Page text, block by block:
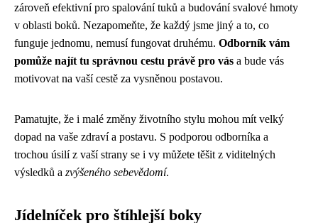
zároveň efektivní pro spalování tuků a budování svalové hmoty
v oblasti boků. Nezapomeňte, že každý jsme jiný a to, co
funguje jednomu, nemusí fungovat druhému. Odborník vám
pomůže najít tu správnou cestu právě pro vás a bude vás
motivovat na vaší cestě za vysněnou postavou.
Pamatujte, že i malé změny životního stylu mohou mít velký
dopad na vaše zdraví a postavu. S podporou odborníka a
trochou úsilí z vaší strany se i vy můžete těšit z viditelných
výsledků a zvýšeného sebevědomí.
Jídelníček pro štíhlejší boky